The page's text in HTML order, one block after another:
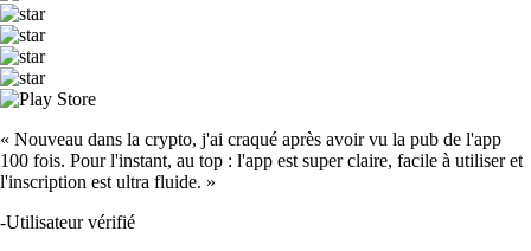
« Nouveau dans la crypto, j'ai craqué après avoir vu la pub de l'app
100 fois. Pour l'instant, au top : l'app est super claire, facile à utiliser et
l'inscription est ultra fluide. »
-Utilisateur vérifié